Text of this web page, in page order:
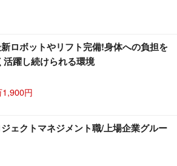
ロボットやリフト完備!身体への負担を
躍し続けられる環境
円
ェクトマネジメント職/上場企業グルー